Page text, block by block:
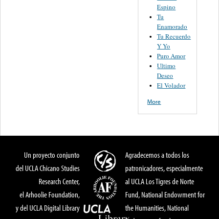
Espino
Tu
Enamorado
Tu Recuerdo
Y Yo
Puro Amor
Ultimo
Deseo
El Volador
More
Un proyecto conjunto
del UCLA Chicano Studies
Research Center,
el Arhoolie Foundation,
y del UCLA Digital Library
Agradecemos a todos los
patronicadores, especialmente
al UCLA Los Tigres de Norte
Fund, National Endowment for
the Humanities, National